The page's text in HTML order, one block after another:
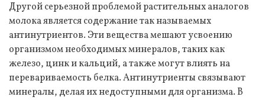
Другой серьезной проблемой растительных аналогов
молока является содержание так называемых
антинутриентов. Эти вещества мешают усвоению
организмом необходимых минералов, таких как
железо, цинк и кальций, а также могут влиять на
перевариваемость белка. Антинутриенты связывают
минералы, делая их недоступными для организма. В